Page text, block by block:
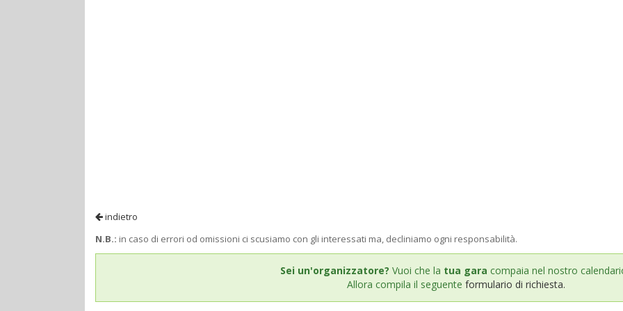
indietro
N.B.: in caso di errori od omissioni ci scusiamo con gli interessati ma, decliniamo ogni responsabilità.
Sei un'organizzatore? Vuoi che la tua gara compaia nel nostro
Allora compila il seguente formulario di richiesta.